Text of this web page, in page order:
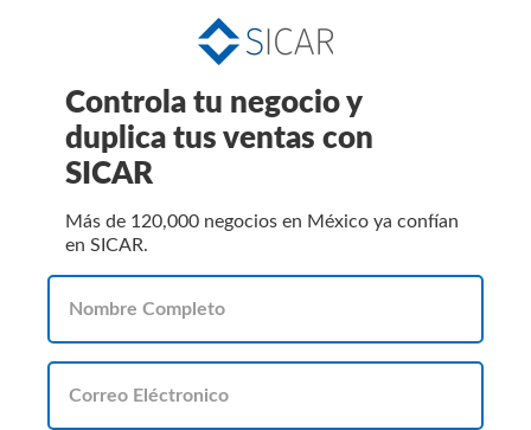
Controla tu negocio y
duplica tus ventas con
SICAR
Más de 120,000 negocios en México ya confían
en SICAR.